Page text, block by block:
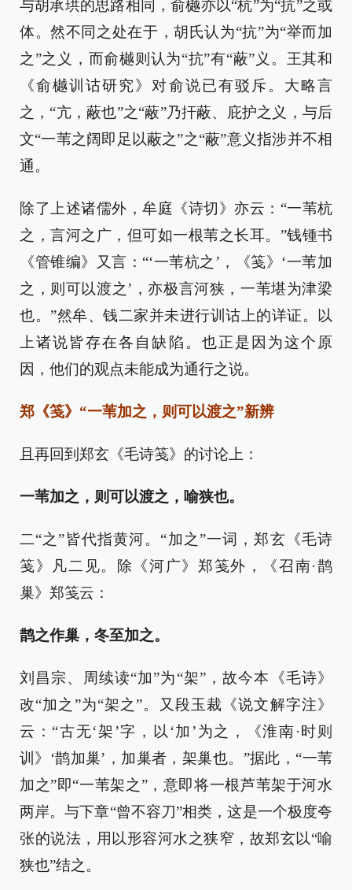
与胡承珙的思路相同，俞樾亦以“杭”为“抗”之或
体。然不同之处在于，胡氏认为“抗”为“举而加
之”之义，而俞樾则认为“抗”有“蔽”义。王其和
《俞樾训诂研究》对俞说已有驳斥。大略言
之，“亢，蔽也”之“蔽”乃扞蔽、庇护之义，与后
文“一苇之阔即足以蔽之”之“蔽”意义指涉并不相
通。
除了上述诸儒外，牟庭《诗切》亦云：“一苇杭
之，言河之广，但可如一根苇之长耳。”钱锺书
《管锥编》又言：“‘一苇杭之’，《笺》‘一苇加
之，则可以渡之’，亦极言河狭，一苇堪为津梁
也。”然牟、钱二家并未进行训诂上的详证。以
上诸说皆存在各自缺陷。也正是因为这个原
因，他们的观点未能成为通行之说。
郑《笺》“一苇加之，则可以渡之”新辨
且再回到郑玄《毛诗笺》的讨论上：
一苇加之，则可以渡之，喻狭也。
二“之”皆代指黄河。“加之”一词，郑玄《毛诗
笺》凡二见。除《河广》郑笺外，《召南·鹊
巢》郑笺云：
鹊之作巢，冬至加之。
刘昌宗、周续读“加”为“架”，故今本《毛诗》
改“加之”为“架之”。又段玉裁《说文解字注》
云：“古无‘架’字，以‘加’为之，《淮南·时则
训》‘鹊加巢’，加巢者，架巢也。”据此，“一苇
加之”即“一苇架之”，意即将一根芦苇架于河水
两岸。与下章“曾不容刀”相类，这是一个极度夸
张的说法，用以形容河水之狭窄，故郑玄以“喻
狭也”结之。